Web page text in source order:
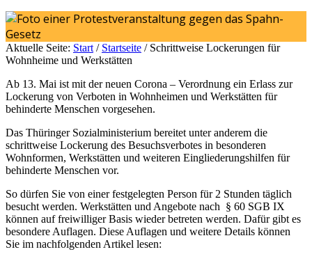
Aktuelle Seite: Start / Startseite /Schrittweise Lockerungen für
Wohnheime und Werkstätten
Ab 13. Mai ist mit der neuen Corona – Verordnung ein Erlass zur
Lockerung von Verboten in Wohnheimen und Werkstätten für
behinderte Menschen vorgesehen.
Das Thüringer Sozialministerium bereitet unter anderem die
schrittweise Lockerung des Besuchsverbotes in besonderen
Wohnformen, Werkstätten und weiteren Eingliederungshilfen für
behinderte Menschen vor.
So dürfen Sie von einer festgelegten Person für 2 Stunden täglich
besucht werden. Werkstätten und Angebote nach § 60 SGB IX
können auf freiwilliger Basis wieder betreten werden. Dafür gibt es
besondere Auflagen. Diese Auflagen und weitere Details können
Sie im nachfolgenden Artikel lesen: